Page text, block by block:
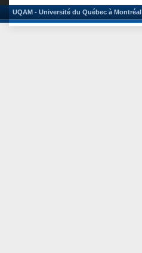
UQAM - Université du Québec à Montréal